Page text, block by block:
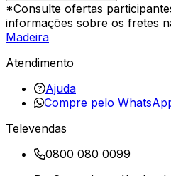
*Consulte ofertas
informações sobre os fretes
Madeira
Atendimento
Ajuda
Compre pelo
Televendas
0800 080 0099